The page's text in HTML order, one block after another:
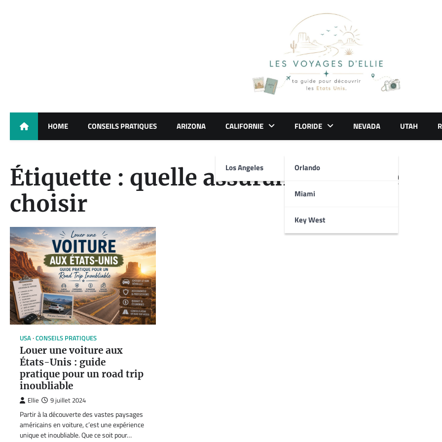
HOME CONSEILS PRATIQUES ARIZONA CALIFORNIE
Los Angeles
FLORIDE
Orlando
Miami
Key West
NEVADA UTAH
Étiquette : quelle assurance voiture
choisir
USA CONSEILS PRATIQUES
Louer une voiture aux
États-Unis : guide
pratique pour un road trip
inoubliable
Ellie 9 juillet 2024
Partir à la découverte des vastes paysages
américains en voiture, c’est une expérience
unique et inoubliable. Que ce soit pour…